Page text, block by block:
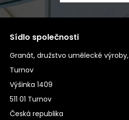
Sídlo společnosti
Granát, družstvo umělecké výroby,
Turnov
Výšinka 1409
511 01 Turnov
Česká republika